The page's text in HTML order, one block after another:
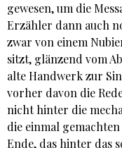
gewesen, um die
Erzähler dann auch
zwar von einem
sitzt, glänzend vom
alte Handwerk zur
vorher davon die
nicht hinter die
die einmal
Ende, das hinter das